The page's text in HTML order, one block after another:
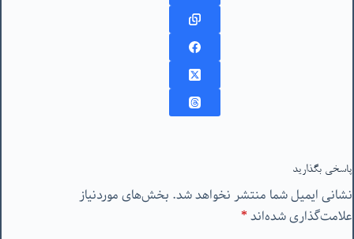
پاسخی بگذارید
نشانی ایمیل شما منتشر نخواهد شد. بخش‌های موردنیاز
علامت‌گذاری شده‌اند*